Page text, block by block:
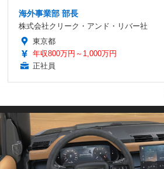
海外事業部 部長
株式会社クリーク・アンド・リバー社
東京都
年収800万円～1,000万円
正社員